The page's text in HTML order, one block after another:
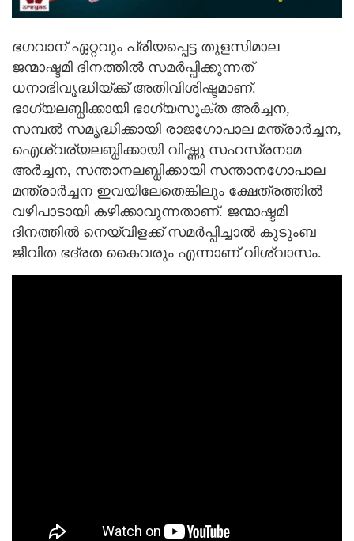
ഭഗവാന് ഏറ്റവും പ്രിയപ്പെട്ട തുളസിമാല
ജന്മാഷ്ടമി ദിനത്തിൽ സമർപ്പിക്കുന്നത്
ധനാഭിവൃദ്ധിയ്ക്ക് അതിവിശിഷ്ടമാണ്.
ഭാഗ്യലബ്ധിക്കായി ഭാഗ്യസൂക്ത അർച്ചന,
സമ്പൽ സമൃദ്ധിക്കായി രാജഗോപാല മന്ത്രാർച്ചന,
ഐശ്വര്യലബ്ധിക്കായി വിഷ്ണു സഹസ്രനാമ
അർച്ചന, സന്താനലബ്ധിക്കായി സന്താനഗോപാല
മന്ത്രാർച്ചന ഇവയിലേതെങ്കിലും ക്ഷേത്രത്തിൽ
വഴിപാടായി കഴിക്കാവുന്നതാണ്. ജന്മാഷ്ടമി
ദിനത്തിൽ നെയ്‌വിളക്ക് സമർപ്പിച്ചാൽ കുടുംബ
ജീവിത ഭദ്രത കൈവരും എന്നാണ് വിശ്വാസം.